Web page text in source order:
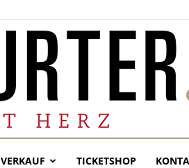
VERKAUF TICKETSHOP